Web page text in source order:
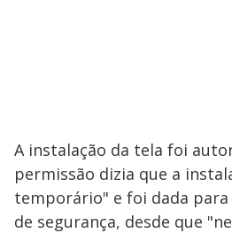
A instalação da tela foi
permissão dizia que a
temporário" e foi dada
de segurança, desde que